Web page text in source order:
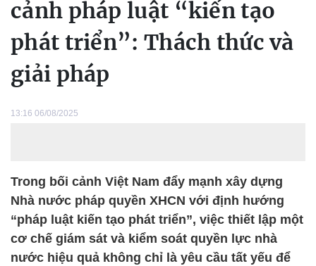
cảnh pháp luật “kiến tạo
phát triển”: Thách thức và
giải pháp
13:16 06/08/2025
Trong bối cảnh Việt Nam đẩy mạnh xây dựng
Nhà nước pháp quyền XHCN với định hướng
“pháp luật kiến tạo phát triển”, việc thiết lập một
cơ chế giám sát và kiểm soát quyền lực nhà
nước hiệu quả không chỉ là yêu cầu tất yếu để